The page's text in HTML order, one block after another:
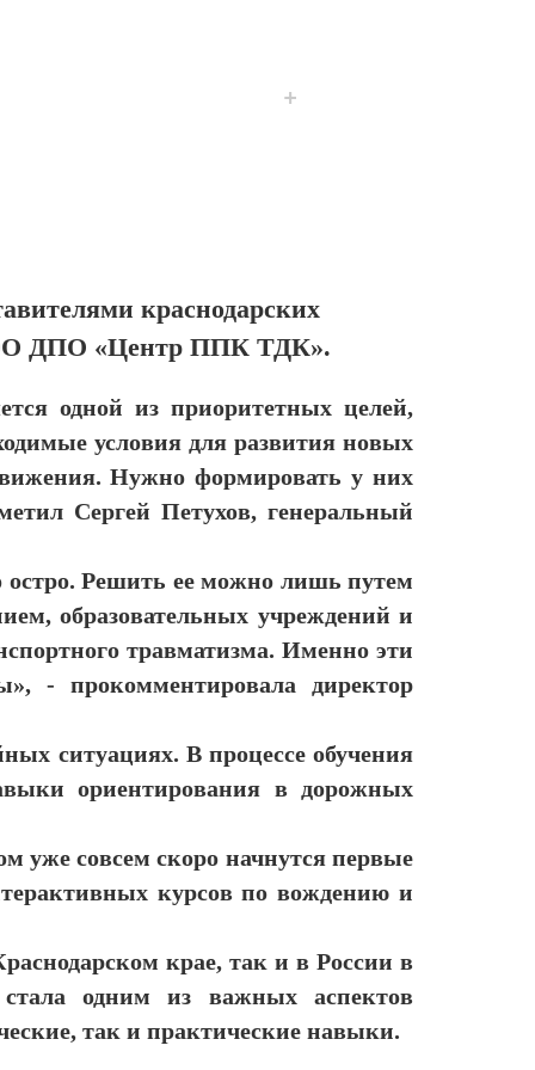
+
краснодарских
ДПО «Центр ППК ТДК».
одной из приоритетных целей,
условия для развития новых
Нужно формировать у них
Сергей Петухов, генеральный
остро. Решить ее можно лишь путем
образовательных учреждений и
травматизма. Именно эти
- прокомментировала директор
ситуациях. В процессе обучения
ориентирования в дорожных
уже совсем скоро начнутся первые
курсов по вождению и
крае, так и в России в
стала одним из важных аспектов
так и практические навыки.